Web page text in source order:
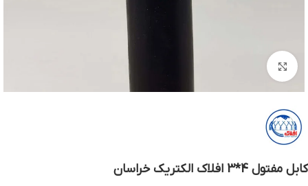
بزرگنمایی تصویر
کابل مفتول 4*3 افلاک الکتریک خراسان